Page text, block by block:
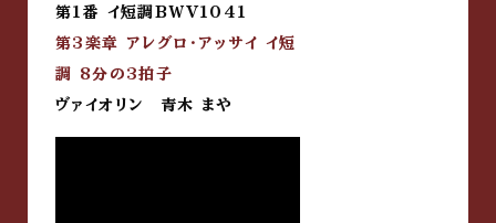
第1番 イ短調BWV1041
第3楽章 アレグロ・アッサイ イ短
調 8分の3拍子
ヴァイオリン 青木 まや